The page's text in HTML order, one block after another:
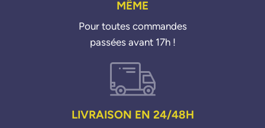
MÊME
Pour toutes commandes
passées avant 17h !
LIVRAISON EN 24/48H